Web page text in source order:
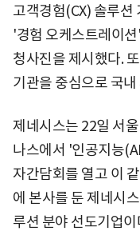
고객경험(CX) 솔루션
'경험 오케스트레이
청사진을 제시했다.
기관을 중심으로 국
제네시스는 22일 서
나스에서 '인공지능
자간담회를 열고 이
에 본사를 둔 제네시
루션 분야 선도기업